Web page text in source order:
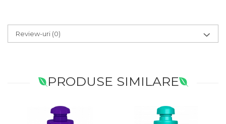
Review-uri (0)
PRODUSE SIMILARE